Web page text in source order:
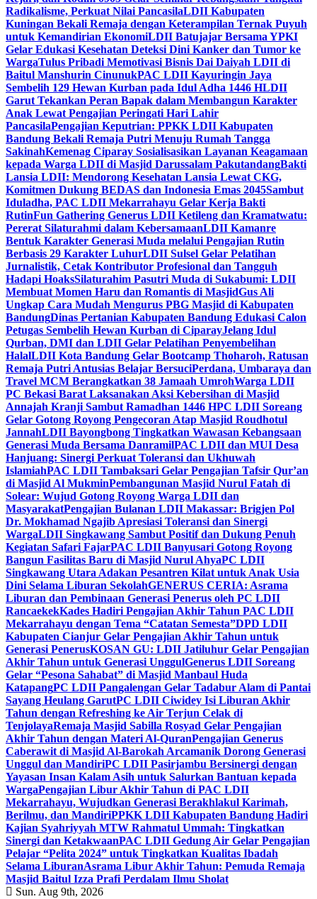
Radikalisme, Perkuat Nilai PancasilaLDII Kabupaten
Kuningan Bekali Remaja dengan Keterampilan Ternak Puyuh
untuk Kemandirian EkonomiLDII Batujajar Bersama YPKI
Gelar Edukasi Kesehatan Deteksi Dini Kanker dan Tumor ke
WargaTulus Pribadi Memotivasi Bisnis Dai Daiyah LDII di
Baitul Manshurin CinunukPAC LDII Kayuringin Jaya
Sembelih 129 Hewan Kurban pada Idul Adha 1446 HLDII
Garut Tekankan Peran Bapak dalam Membangun Karakter
Anak Lewat Pengajian Peringati Hari Lahir
PancasilaPengajian Keputrian: PPKK LDII Kabupaten
Bandung Bekali Remaja Putri Menuju Rumah Tangga
SakinahKemenag Ciparay Sosialisasikan Layanan Keagamaan
kepada Warga LDII di Masjid Darussalam PakutandangBakti
Lansia LDII: Mendorong Kesehatan Lansia Lewat CKG,
Komitmen Dukung BEDAS dan Indonesia Emas 2045Sambut
Iduladha, PAC LDII Mekarrahayu Gelar Kerja Bakti
RutinFun Gathering Generus LDII Ketileng dan Kramatwatu:
Pererat Silaturahmi dalam KebersamaanLDII Kamanre
Bentuk Karakter Generasi Muda melalui Pengajian Rutin
Berbasis 29 Karakter LuhurLDII Sulsel Gelar Pelatihan
Jurnalistik, Cetak Kontributor Profesional dan Tangguh
Hadapi HoaksSilaturahim Pasutri Muda di Sukabumi: LDII
Membuat Momen Haru dan Romantis di MasjidGus Ali
Ungkap Cara Mudah Mengurus PBG Masjid di Kabupaten
BandungDinas Pertanian Kabupaten Bandung Edukasi Calon
Petugas Sembelih Hewan Kurban di CiparayJelang Idul
Qurban, DMI dan LDII Gelar Pelatihan Penyembelihan
HalalLDII Kota Bandung Gelar Bootcamp Thoharoh, Ratusan
Remaja Putri Antusias Belajar BersuciPerdana, Umbaraya dan
Travel MCM Berangkatkan 38 Jamaah UmrohWarga LDII
PC Bekasi Barat Laksanakan Aksi Kebersihan di Masjid
Annajah Kranji Sambut Ramadhan 1446 HPC LDII Soreang
Gelar Gotong Royong Pengecoran Atap Masjid Roudhotul
JannahLDII Bayongbong Tingkatkan Wawasan Kebangsaan
Generasi Muda Bersama DanramilPAC LDII dan MUI Desa
Hanjuang: Sinergi Perkuat Toleransi dan Ukhuwah
IslamiahPAC LDII Tambaksari Gelar Pengajian Tafsir Qur’an
di Masjid Al MukminPembangunan Masjid Nurul Fatah di
Solear: Wujud Gotong Royong Warga LDII dan
MasyarakatPengajian Bulanan LDII Makassar: Brigjen Pol
Dr. Mokhamad Ngajib Apresiasi Toleransi dan Sinergi
WargaLDII Singkawang Sambut Positif dan Dukung Penuh
Kegiatan Safari FajarPAC LDII Banyusari Gotong Royong
Bangun Fasilitas Baru di Masjid Nurul AhyaPC LDII
Singkawang Utara Adakan Pesantren Kilat untuk Anak Usia
Dini Selama Liburan SekolahGENERUS CERIA: Asrama
Liburan dan Pembinaan Generasi Penerus oleh PC LDII
RancaekekKades Hadiri Pengajian Akhir Tahun PAC LDII
Mekarrahayu dengan Tema “Catatan Semesta”DPD LDII
Kabupaten Cianjur Gelar Pengajian Akhir Tahun untuk
Generasi PenerusKOSAN GU: LDII Jatiluhur Gelar Pengajian
Akhir Tahun untuk Generasi UnggulGenerus LDII Soreang
Gelar “Pesona Sahabat” di Masjid Manbaul Huda
KatapangPC LDII Pangalengan Gelar Tadabur Alam di Pantai
Sayang Heulang GarutPC LDII Ciwidey Isi Liburan Akhir
Tahun dengan Refreshing ke Air Terjun Celak di
TenjolayaRemaja Masjid Sabilla Rosyad Gelar Pengajian
Akhir Tahun dengan Materi Al-QuranPengajian Generus
Caberawit di Masjid Al-Barokah Arcamanik Dorong Generasi
Unggul dan MandiriPC LDII Pasirjambu Bersinergi dengan
Yayasan Insan Kalam Asih untuk Salurkan Bantuan kepada
WargaPengajian Libur Akhir Tahun di PAC LDII
Mekarrahayu, Wujudkan Generasi Berakhlakul Karimah,
Berilmu, dan MandiriPPKK LDII Kabupaten Bandung Hadiri
Kajian Syahriyyah MTW Rahmatul Ummah: Tingkatkan
Sinergi dan KetakwaanPAC LDII Gedung Air Gelar Pengajian
Pelajar “Pelita 2024” untuk Tingkatkan Kualitas Ibadah
Selama LiburanAsrama Libur Akhir Tahun: Pemuda Remaja
Masjid Baitul Izza Prafi Perdalam Ilmu Sholat
Sun. Aug 9th, 2026